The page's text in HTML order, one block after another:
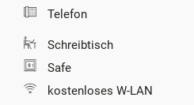
Telefon
Schreibtisch
Safe
kostenloses W-LAN